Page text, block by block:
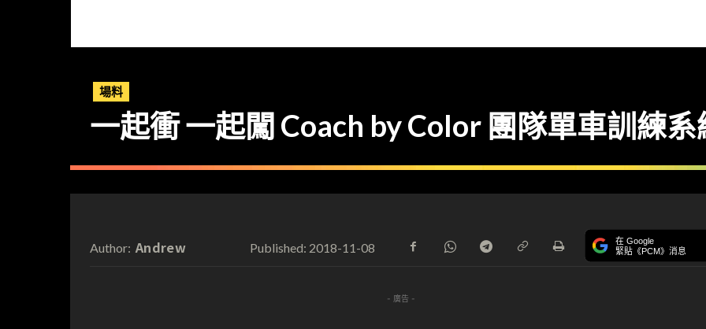
場料
一起衝 一起闖 Coach by Color 團隊單車訓練系
Author: Andrew Published: 2018-11-08 在 Google
緊貼《PCM》消息
- 廣告 -